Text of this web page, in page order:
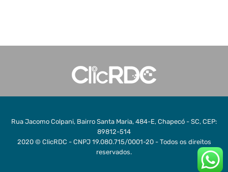
Rua Jacomo Colpani, Bairro Santa Maria, 484-E, Chapecó - SC, CEP:
89812-514
2020 © ClicRDC - CNPJ 19.080.715/0001-20 - Todos os direitos
reservados.